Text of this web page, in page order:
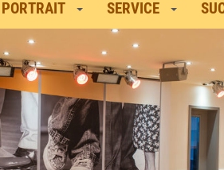
PORTRAIT SERVICE